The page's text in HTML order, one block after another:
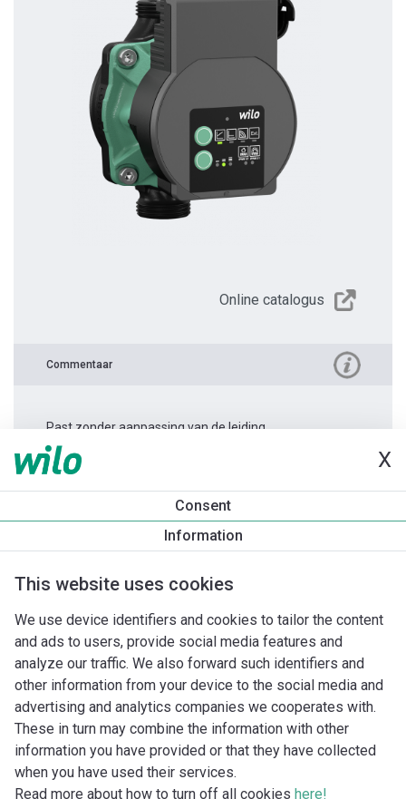
X
Consent
Information
This website uses cookies
We use device identifiers and cookies to tailor the content
and ads to users, provide social media features and
analyze our traffic. We also forward such identifiers and
other information from your device to the social media and
advertising and analytics companies we cooperates with.
These in turn may combine the information with other
information you have provided or that they have collected
when you have used their services.
Read more about how to turn off all cookies here!
Online catalogus
Commentaar
Past zonder aanpassing van de leiding.
Productinformatie
Varios PICO-STG 15/1-8 -130